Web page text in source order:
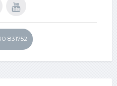
831752